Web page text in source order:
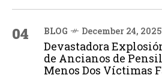
04 BLOG December 24, 2025
Devastadora
de Ancianos de
Menos Dos Víctimas